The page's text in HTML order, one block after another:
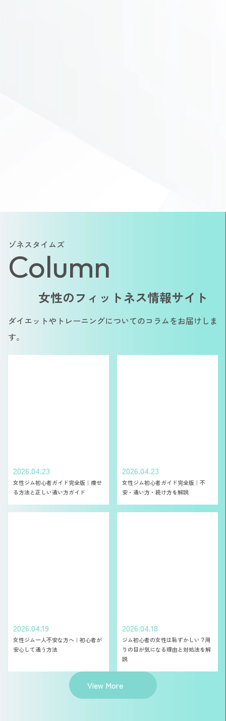
ゾネスタイムズ
Column
女性のフィットネス情報サイト
ダイエットやトレーニングについてのコラムをお届けしま
す。
2026.04.23
女性ジム初心者ガイド完全版｜痩せ
る方法と正しい通い方ガイド
2026.04.23
女性ジム初心者ガイド完全版｜不
安・通い方・続け方を解説
2026.04.19
女性ジム一人不安な方へ｜初心者が
安心して通う方法
2026.04.18
ジム初心者の女性は恥ずかしい？周
りの目が気になる理由と対処法を解
説
View More